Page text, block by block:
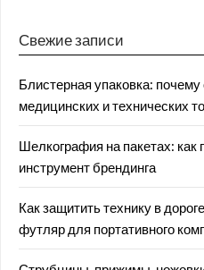
Свежие записи
Блистерная упаковка:
медицинских и технических
Шелкография на пакетах: как
инструмент брендинга
Как защитить технику в
футляр для портативного